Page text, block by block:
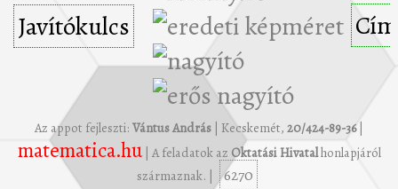
Javítókulcs
Az appot fejleszti: Vántus András | Kecskemét, 20/424-89-36|
matematica.hu| A feladatok az Oktatási Hivatalhonlapjáról
származnak. |
6270